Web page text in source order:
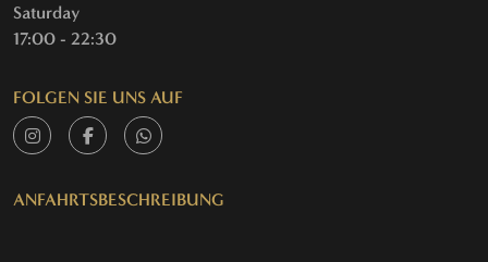
Saturday
17:00 - 22:30
FOLGEN SIE UNS AUF
ANFAHRTSBESCHREIBUNG